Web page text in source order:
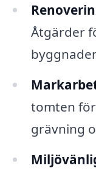
Åtgärder
tomten
grävning